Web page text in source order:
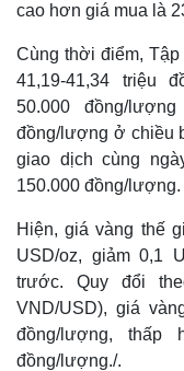
cao hơn giá mua là
Cùng thời điểm,
41,19-41,34 triệu
50.000 đồng/
đồng/lượng ở chiều
giao dịch cùng
150.000 đồng/lượng.
Hiện, giá vàng thế
USD/oz, giảm 0,1
trước. Quy đổi
VND/USD), giá
đồng/lượng, thấp
đồng/lượng./.